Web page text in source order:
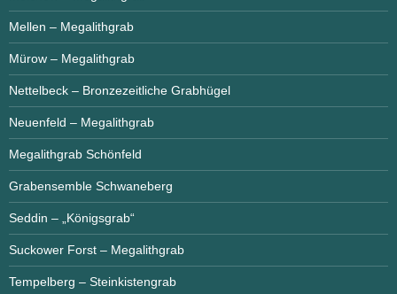
Mellen – Megalithgrab
Mürow – Megalithgrab
Nettelbeck – Bronzezeitliche Grabhügel
Neuenfeld – Megalithgrab
Megalithgrab Schönfeld
Grabensemble Schwaneberg
Seddin – „Königsgrab“
Suckower Forst – Megalithgrab
Tempelberg – Steinkistengrab